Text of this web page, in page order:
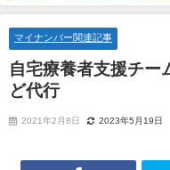
物など代行
マイナンバー関連記事
自宅療養者支援チー
ど代行
2021年2月8日 2023年5月19日